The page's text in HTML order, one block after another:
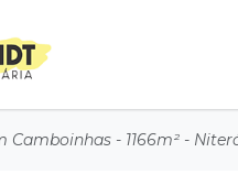
Camboinhas - 1166m² -